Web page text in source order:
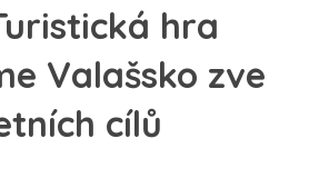
hra
Valašsko zve
cílů